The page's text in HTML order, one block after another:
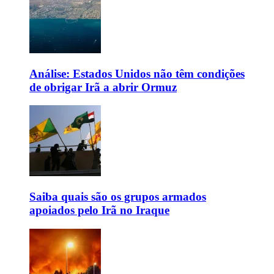
Análise: Estados Unidos não têm condições
de obrigar Irã a abrir Ormuz
Saiba quais são os grupos armados
apoiados pelo Irã no Iraque